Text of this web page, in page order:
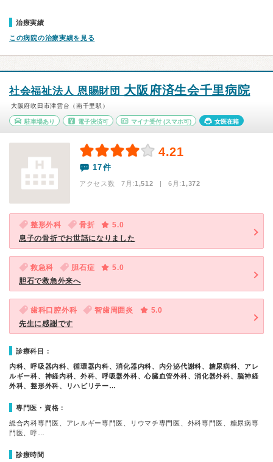
治療実績
この病院の治療実績を見る
社会福祉法人 恩賜財団 大阪府済生会千里病院
大阪府吹田市津雲台（南千里駅）
駐車場あり 電子決済可 マイナ受付 (スマホ可) 女医在籍
4.21
17件
アクセス数 7月:1,512 | 6月:1,372
整形外科 骨折
5.0
息子の骨折でお世話になりました
救急科 胆石症
5.0
胆石で救急外来へ
歯科口腔外科 智歯周囲炎
5.0
先生に感謝です
診療科目：
内科、呼吸器内科、循環器内科、消化器内科、内分泌代謝科、糖尿病科、アレ
ルギー科、神経内科、外科、呼吸器外科、心臓血管外科、消化器外科、脳神経
外科、整形外科、リハビリテー…
専門医・資格：
総合内科専門医、アレルギー専門医、リウマチ専門医、外科専門医、糖尿病専
門医、呼…
診療時間